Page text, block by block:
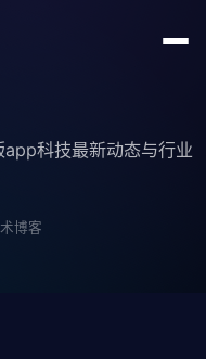
科技最新动态与行业
博客